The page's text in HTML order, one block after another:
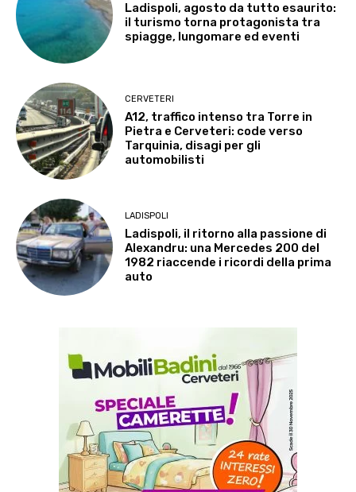
Ladispoli, agosto da tutto esaurito:
il turismo torna protagonista tra
spiagge, lungomare ed eventi
CERVETERI
A12, traffico intenso tra Torre in
Pietra e Cerveteri: code verso
Tarquinia, disagi per gli
automobilisti
LADISPOLI
Ladispoli, il ritorno alla passione di
Alexandru: una Mercedes 200 del
1982 riaccende i ricordi della prima
auto